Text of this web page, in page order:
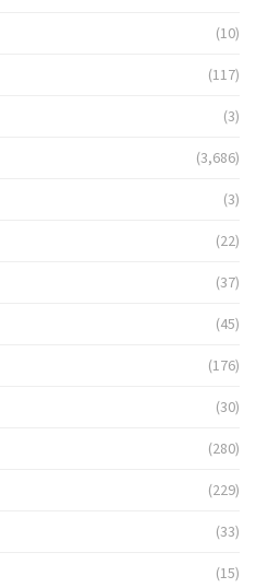
(10)
(117)
(3)
(3,686)
(3)
(22)
(37)
(45)
(176)
(30)
(280)
(229)
(33)
(15)